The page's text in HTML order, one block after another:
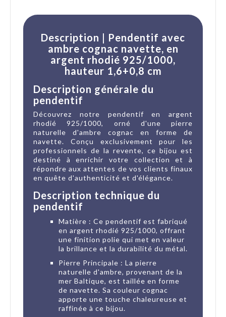
Description | Pendentif avec
ambre cognac navette, en
argent rhodié 925/1000,
hauteur 1,6+0,8 cm
Description générale du
pendentif
Découvrez notre pendentif en argent
rhodié 925/1000, orné d'une pierre
naturelle d'ambre cognac en forme de
navette. Conçu exclusivement pour les
professionnels de la revente, ce bijou est
destiné à enrichir votre collection et à
répondre aux attentes de vos clients finaux
en quête d'authenticité et d'élégance.
Description technique du
pendentif
Matière : Ce pendentif est fabriqué
en argent rhodié 925/1000, offrant
une finition polie qui met en valeur
la brillance et la durabilité du métal.
Pierre Principale : La pierre
naturelle d'ambre, provenant de la
mer Baltique, est taillée en forme
de navette. Sa couleur cognac
apporte une touche chaleureuse et
raffinée à ce bijou.